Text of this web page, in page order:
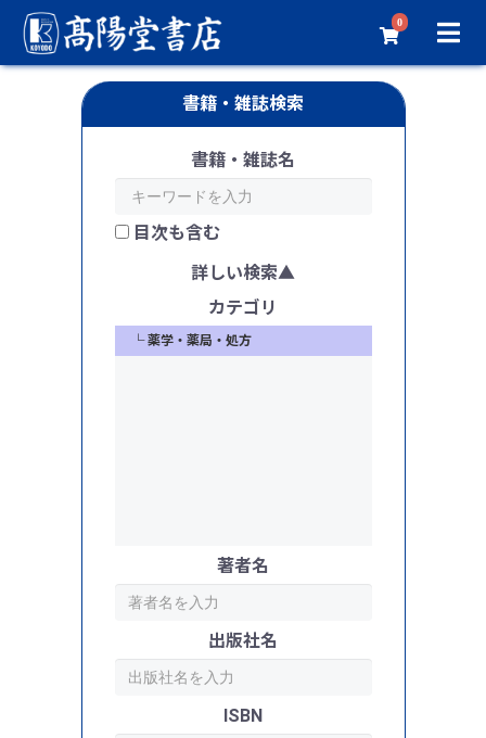
0
書籍・雑誌検索
書籍・雑誌名
目次も含む
詳しい検索
カテゴリ
└ 薬学・薬局・処方
著者名
出版社名
ISBN